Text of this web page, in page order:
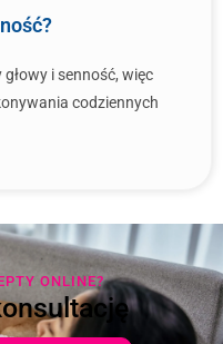
i senność, więc
codziennych
ONLINE?